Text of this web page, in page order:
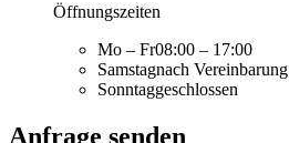
Öffnungszeiten
Mo – Fr08:00 – 17:00
Samstagnach Vereinbarung
Sonntaggeschlossen
Anfrage senden